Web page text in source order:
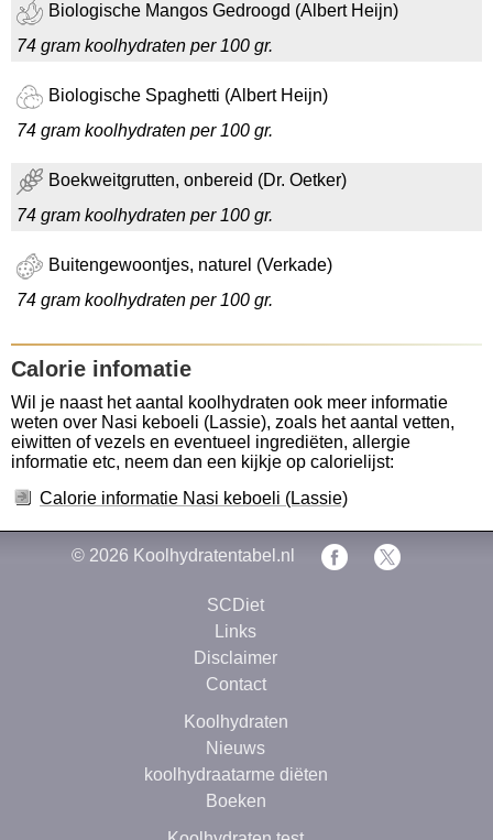
Biologische Mangos Gedroogd (Albert Heijn)
74 gram koolhydraten per 100 gr.
Biologische Spaghetti (Albert Heijn)
74 gram koolhydraten per 100 gr.
Boekweitgrutten, onbereid (Dr. Oetker)
74 gram koolhydraten per 100 gr.
Buitengewoontjes, naturel (Verkade)
74 gram koolhydraten per 100 gr.
Calorie infomatie
Wil je naast het aantal koolhydraten ook meer informatie
weten over Nasi keboeli (Lassie), zoals het aantal vetten,
eiwitten of vezels en eventueel ingrediëten, allergie
informatie etc, neem dan een kijkje op calorielijst:
Calorie informatie Nasi keboeli (Lassie)
© 2026 Koolhydratentabel.nl
SCDiet
Links
Disclaimer
Contact
Koolhydraten
Nieuws
koolhydraatarme diëten
Boeken